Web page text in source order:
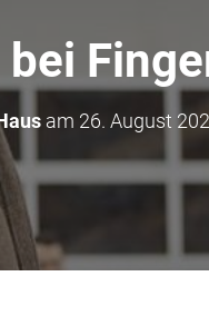
am 26. August